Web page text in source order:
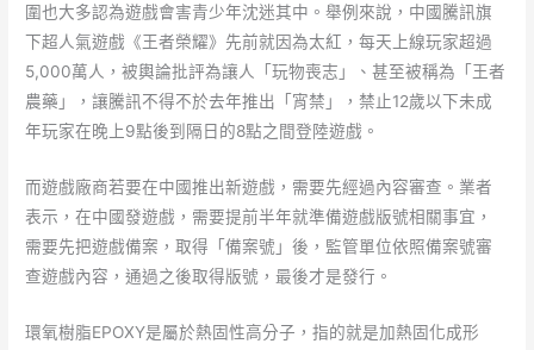
圍也大多認為遊戲會害青少年沈迷其中。舉例來說，中國騰訊旗
下超人氣遊戲《王者榮耀》先前就因為太紅，每天上線玩家超過
5,000萬人，被輿論批評為讓人「玩物喪志」、甚至被稱為「王者
農藥」，讓騰訊不得不於去年推出「宵禁」，禁止12歲以下未成
年玩家在晚上9點後到隔日的8點之間登陸遊戲。
而遊戲廠商若要在中國推出新遊戲，需要先經過內容審查。業者
表示，在中國發遊戲，需要提前半年就準備遊戲版號相關事宜，
需要先把遊戲備案，取得「備案號」後，監管單位依照備案號審
查遊戲內容，通過之後取得版號，最後才是發行。
環氧樹脂EPOXY是屬於熱固性高分子，指的就是加熱固化成形